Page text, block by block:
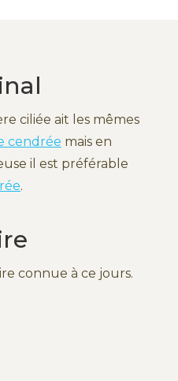
ciliée ait les mêmes
cendrée mais en
il est préférable
.
connue à ce jours.